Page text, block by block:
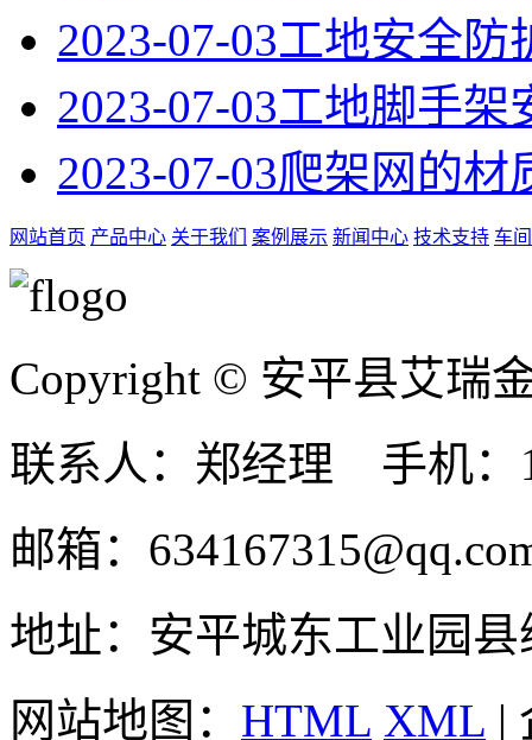
2023-07-03工地安全防
2023-07-03工地脚手架
2023-07-03爬架网的材
网站首页 产品中心 关于我们 案例展示 新闻中心 技术支持 车
Copyright © 安平县艾瑞
联系人：郑经理 手机：
邮箱：
地址：安平城东工业园县
网站地图： HTML XML |